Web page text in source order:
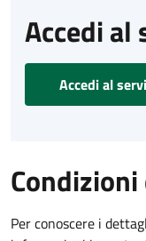
Accedi al
Accedi al
Per conoscere i